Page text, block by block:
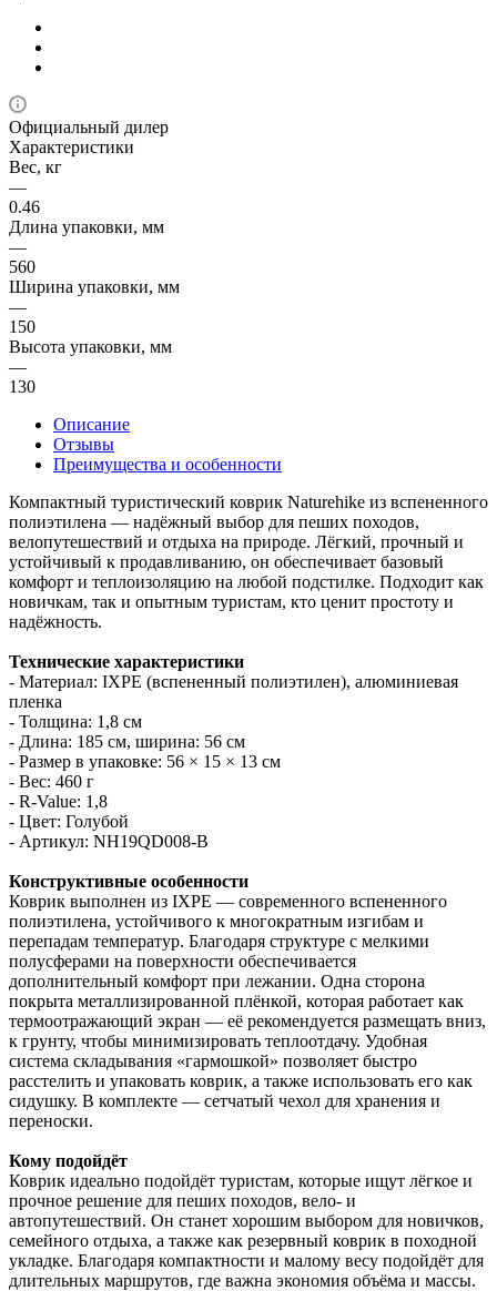
Официальный дилер
Характеристики
Вес, кг
—
0.46
Длина упаковки, мм
—
560
Ширина упаковки, мм
—
150
Высота упаковки, мм
—
130
Описание
Отзывы
Преимущества и особенности
Компактный туристический коврик Naturehike из вспененного
полиэтилена — надёжный выбор для пеших походов,
велопутешествий и отдыха на природе. Лёгкий, прочный и
устойчивый к продавливанию, он обеспечивает базовый
комфорт и теплоизоляцию на любой подстилке. Подходит как
новичкам, так и опытным туристам, кто ценит простоту и
надёжность.
Технические характеристики
- Материал: IXPE (вспененный полиэтилен), алюминиевая
пленка
- Толщина: 1,8 см
- Длина: 185 см, ширина: 56 см
- Размер в упаковке: 56 × 15 × 13 см
- Вес: 460 г
- R-Value: 1,8
- Цвет: Голубой
- Артикул: NH19QD008-B
Конструктивные особенности
Коврик выполнен из IXPE — современного вспененного
полиэтилена, устойчивого к многократным изгибам и
перепадам температур. Благодаря структуре с мелкими
полусферами на поверхности обеспечивается
дополнительный комфорт при лежании. Одна сторона
покрыта металлизированной плёнкой, которая работает как
термоотражающий экран — её рекомендуется размещать вниз,
к грунту, чтобы минимизировать теплоотдачу. Удобная
система складывания «гармошкой» позволяет быстро
расстелить и упаковать коврик, а также использовать его как
сидушку. В комплекте — сетчатый чехол для хранения и
переноски.
Кому подойдёт
Коврик идеально подойдёт туристам, которые ищут лёгкое и
прочное решение для пеших походов, вело- и
автопутешествий. Он станет хорошим выбором для новичков,
семейного отдыха, а также как резервный коврик в походной
укладке. Благодаря компактности и малому весу подойдёт для
длительных маршрутов, где важна экономия объёма и массы.